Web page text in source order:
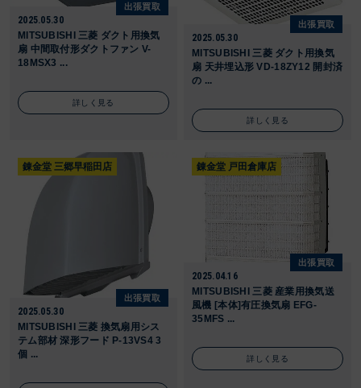
出張買取
2025.05.30
MITSUBISHI 三菱 ダクト用換気
扇 中間取付形ダクトファン V-
18MSX3 ...
詳しく見る
出張買取
2025.05.30
MITSUBISHI 三菱 ダクト用換気
扇 天井埋込形 VD-18ZY12 開封済
の ...
詳しく見る
錬金堂 三郷早稲田店
出張買取
2025.05.30
MITSUBISHI 三菱 換気扇用シス
テム部材 深形フード P-13VS4 3
個 ...
錬金堂 戸田倉庫店
出張買取
2025.04.16
MITSUBISHI 三菱 産業用換気送
風機 [本体]有圧換気扇 EFG-
35MFS ...
詳しく見る